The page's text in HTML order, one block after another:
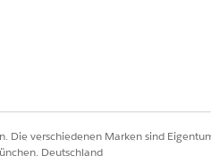
mit Kundendatensätzen
in der
Objekten funktioniert,
Komponente sogar Ihren
Die verschiedenen Marken sind
Deutschland